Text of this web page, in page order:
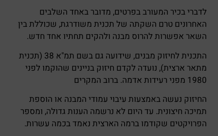
לדברי בכיר המעורב בפרטים, מדובר באחד השלבים
האחרונים טרם השקתה של תכנית משודרגת, שכוללת בין
השאר אפשרות להרוס מבנה ולהקים תחתיו אחד חדש.
התכנית לחיזוק מבנים, שידועה גם בשם תמ"א 38 (תכנית
מתאר ארצית), נועדה לקדם חיזוק בניינים שהוקמו לפני
1980 מפני רעידות אדמה. ברוב המקרים
החיזוק נעשה באמצעות עיבוי עמודי המבנה או הוספת
תמיכה חיצונית. עד היום לא נרשמה הענות גדולה, ומספר
הפרויקטים שקודמו ברמה הארצית נאמד בכמה עשרות.